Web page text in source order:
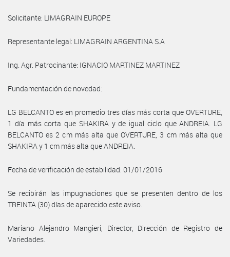
Solicitante: LIMAGRAIN EUROPE
Representante legal: LIMAGRAIN ARGENTINA S.A
Ing. Agr. Patrocinante: IGNACIO MARTINEZ MARTINEZ
Fundamentación de novedad:
LG BELCANTO es en promedio tres días más corta que OVERTURE,
1 día más corta que SHAKIRA y de igual ciclo que ANDREIA. LG
BELCANTO es 2 cm más alta que OVERTURE, 3 cm más alta que
SHAKIRA y 1 cm más alta que ANDREIA.
Fecha de verificación de estabilidad: 01/01/2016
Se recibirán las impugnaciones que se presenten dentro de los
TREINTA (30) días de aparecido este aviso.
Mariano Alejandro Mangieri, Director, Dirección de Registro de
Variedades.